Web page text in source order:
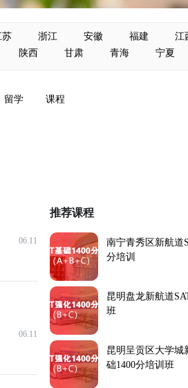
苏 浙江 安徽 福建
江
陕西 甘肃 青海 宁夏
留学 课程
06.11
06.11
推荐课程
南宁青秀区新航道
分培训
昆明盘龙新航道
班
昆明呈贡区大学城
础1400分培训班